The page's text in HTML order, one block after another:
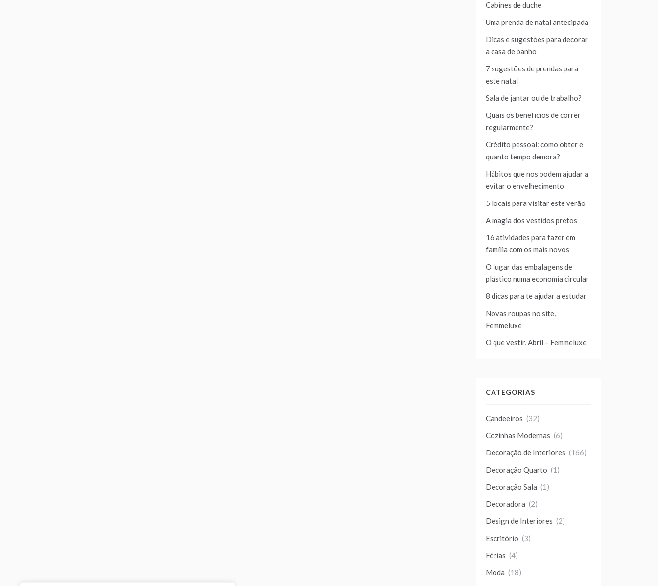
Cabines de duche
Uma prenda de natal antecipada
Dicas e sugestões para decorar
a casa de banho
7 sugestões de prendas para
este natal
Sala de jantar ou de trabalho?
Quais os benefícios de correr
regularmente?
Crédito pessoal: como obter e
quanto tempo demora?
Hábitos que nos podem ajudar a
evitar o envelhecimento
5 locais para visitar este verão
A magia dos vestidos pretos
16 atividades para fazer em
família com os mais novos
O lugar das embalagens de
plástico numa economia circular
8 dicas para te ajudar a estudar
Novas roupas no site,
Femmeluxe
O que vestir, Abril – Femmeluxe
CATEGORIAS
Candeeiros (32)
Cozinhas Modernas (6)
Decoração de Interiores (166)
Decoração Quarto (1)
Decoração Sala (1)
Decoradora (2)
Design de Interiores (2)
Escritório (3)
Férias (4)
Moda (18)